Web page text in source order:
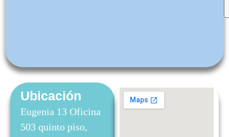
Ubicación
Eugenia 13 Oficina
503 quinto piso,